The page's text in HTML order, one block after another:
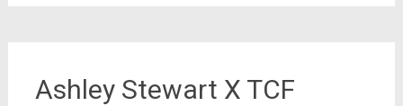
Ashley Stewart X TCF